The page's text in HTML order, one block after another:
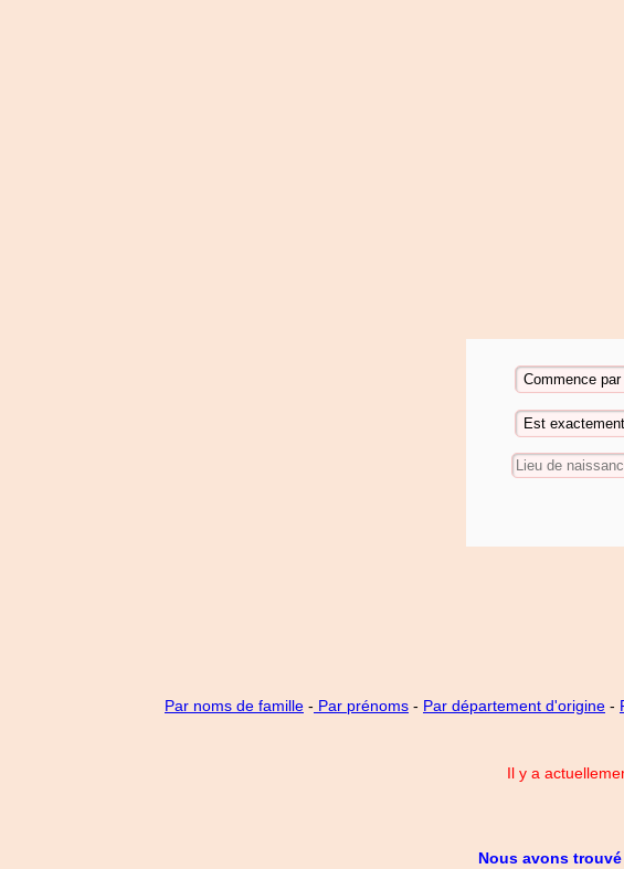
Par noms de famille - Par prénoms - Par département d'origine -
Il y a
Nous avons